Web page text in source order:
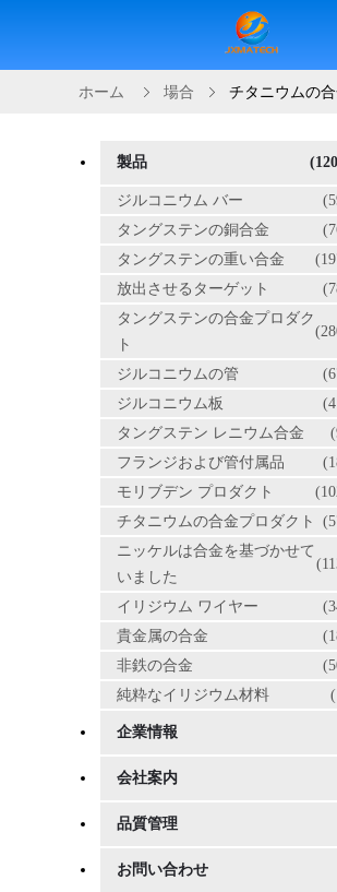
ホーム 場合 チタニウムの
製品
ジルコニウム バー
タングステンの銅合金
タングステンの重い合金
放出させるターゲット
タングステンの合金プロダク
ト
ジルコニウムの管
ジルコニウム板
タングステン レニウム合金
フランジおよび管付属品
モリブデン プロダクト
チタニウムの合金プロダクト
ニッケルは合金を基づかせて
いました
イリジウム ワイヤー
貴金属の合金
非鉄の合金
純粋なイリジウム材料
企業情報
会社案内
品質管理
お問い合わせ